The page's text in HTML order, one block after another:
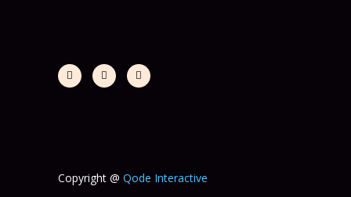
Copyright @ Qode Interactive